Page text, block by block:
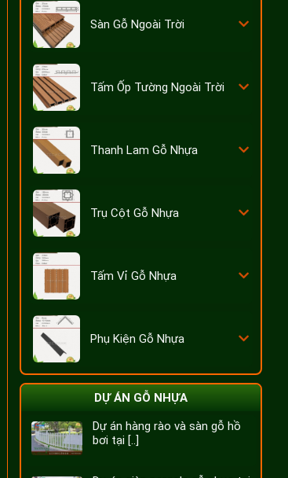
Sàn Gỗ Ngoài Trời
Tấm Ốp Tường Ngoài Trời
Thanh Lam Gỗ Nhựa
Trụ Cột Gỗ Nhựa
Tấm Vỉ Gỗ Nhựa
Phụ Kiện Gỗ Nhựa
DỰ ÁN GỖ NHỰA
Dự án hàng rào và sàn gỗ hồ
bơi tại [..]